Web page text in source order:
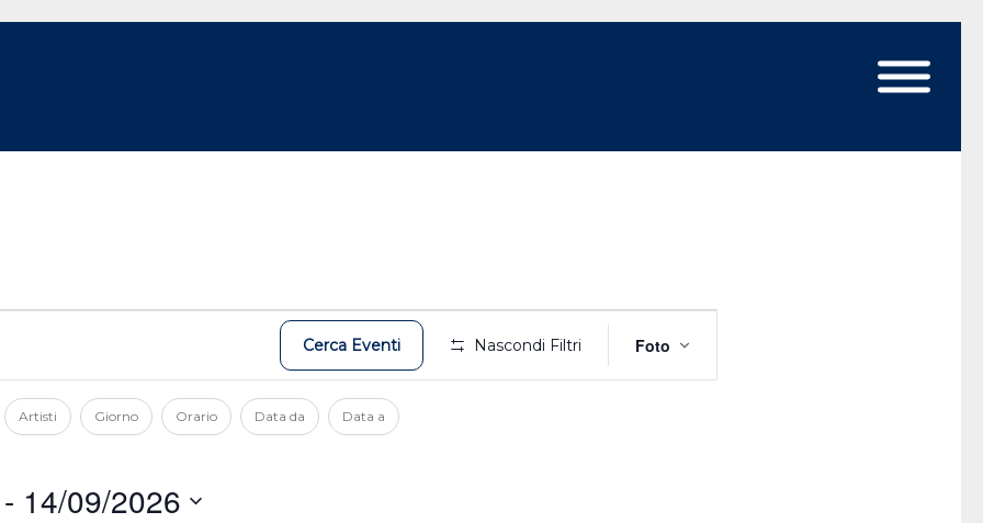
Cerca Eventi Nascondi Filtri
Viste
Navigazione
Foto
Artisti Giorno Orario Data da Data a
- 14/09/2026